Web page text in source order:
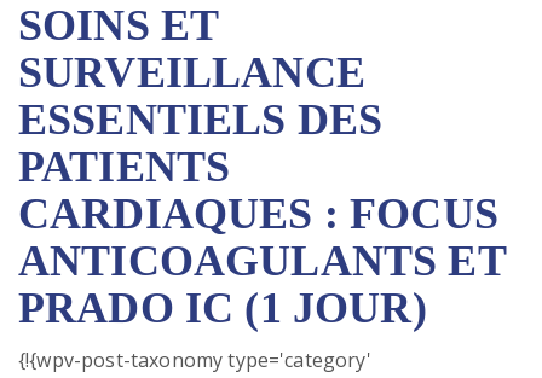
SOINS ET
SURVEILLANCE
ESSENTIELS DES
PATIENTS
CARDIAQUES : FOCUS
ANTICOAGULANTS ET
PRADO IC (1 JOUR)
{!{wpv-post-taxonomy type='category'